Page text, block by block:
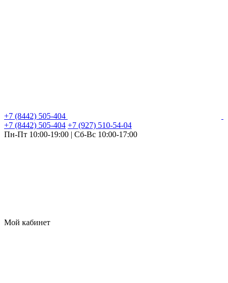
+7 (8442) 505-404
+7 (8442) 505-404 +7 (927) 510-54-04
Пн-Пт 10:00-19:00 | Сб-Вс 10:00-17:00
Мой кабинет